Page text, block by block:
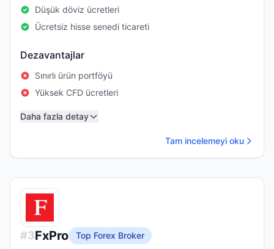
Düşük döviz ücretleri
Ücretsiz hisse senedi ticareti
Dezavantajlar
Sınırlı ürün portföyü
Yüksek CFD ücretleri
Daha fazla detay
Tam incelemeyi oku
#3FxPro
Top Forex Broker